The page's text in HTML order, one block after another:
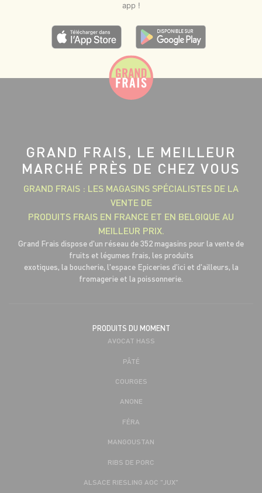
app !
GRAND FRAIS, LE MEILLEUR
MARCHÉ PRÈS DE CHEZ VOUS
GRAND FRAIS : LES MAGASINS SPÉCIALISTES DE LA
VENTE DE
PRODUITS FRAIS EN FRANCE ET EN BELGIQUE AU
MEILLEUR PRIX.
Grand Frais dispose d'un réseau de 352 magasins pour la vente de
fruits et légumes frais, les produits
exotiques, la boucherie, l'espace Epiceries d'ici et d'ailleurs, la
fromagerie et la poissonnerie.
PRODUITS DU MOMENT
AVOCAT HASS
PÂTÉ
COURGES
ANONE
FÉRA
MANGOUSTAN
RIBS DE PORC
ALSACE RIESLING AOC "JUX"